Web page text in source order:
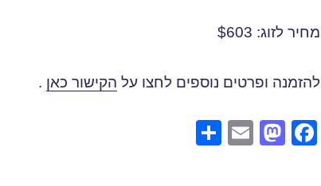
מחיר לזוג: $603
להזמנה ופרטים נוספים לחצו על הקישור כאן .
F
M
E